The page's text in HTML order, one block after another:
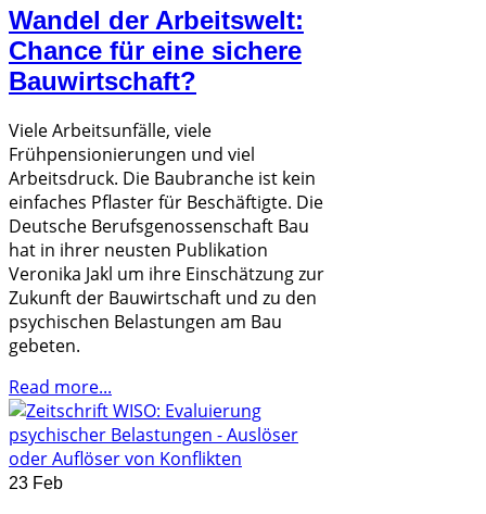
Wandel der Arbeitswelt:
Chance für eine sichere
Bauwirtschaft?
Viele Arbeitsunfälle, viele
Frühpensionierungen und viel
Arbeitsdruck. Die Baubranche ist kein
einfaches Pflaster für Beschäftigte. Die
Deutsche Berufsgenossenschaft Bau
hat in ihrer neusten Publikation
Veronika Jakl um ihre Einschätzung zur
Zukunft der Bauwirtschaft und zu den
psychischen Belastungen am Bau
gebeten.
Read more...
23 Feb